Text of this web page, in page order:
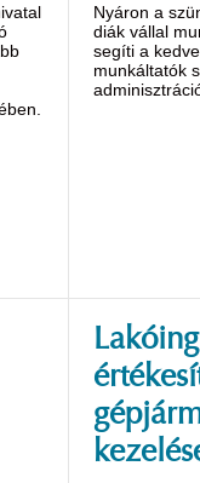
Nyáron a
diák vállal
segíti a
munkáltatók